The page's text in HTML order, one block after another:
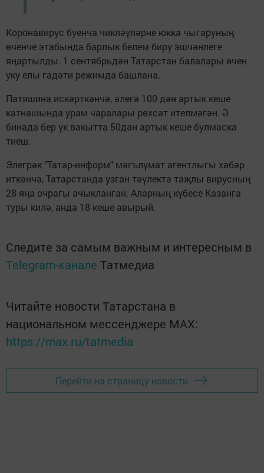
Коронавирус буенча чикләүләрне юкка чыгаруның
өченче этабында барлык белем бирү эшчәнлеге
яңартылды. 1 сентябрьдән Татарстан балалары өчен
уку елы гадәти режимда башлана.
Патяшина искәрткәнчә, әлегә 100 дән артык кеше
катнашында урам чаралары рөхсәт ителмәгән. Ә
бинада бер үк вакытта 50дән артык кеше булмаска
тиеш.
Элегрәк "Татар-информ" мәгълүмат агентлыгы хәбәр
иткәнчә, Татарстанда узган тәүлектә таҗлы вирусның
28 яңа очрагы ачыкланган. Аларның күбесе Казанга
туры килә, анда 18 кеше авырый.
Следите за самым важным и интересным в
Telegram-канале Татмедиа
Читайте новости Татарстана в
национальном мессенджере MАХ:
https://max.ru/tatmedia
Перейти на страницу новости